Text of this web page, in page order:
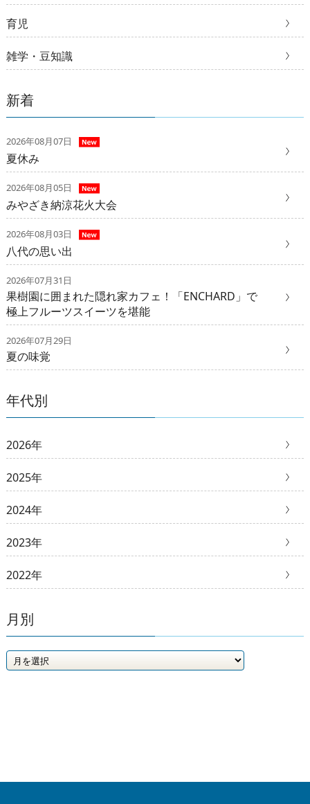
育児
雑学・豆知識
新着
2026年08月07日
夏休み
2026年08月05日
みやざき納涼花火大会
2026年08月03日
八代の思い出
2026年07月31日
果樹園に囲まれた隠れ家カフェ！「ENCHARD」で
極上フルーツスイーツを堪能
2026年07月29日
夏の味覚
年代別
2026年
2025年
2024年
2023年
2022年
月別